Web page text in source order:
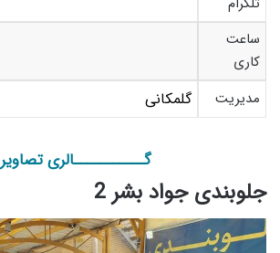
ساعت
کاری
مدیریت
گلمکانی
گـــــــــــالری تصاویر
جلوبندی جواد بشر 2